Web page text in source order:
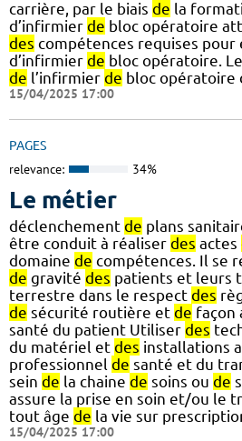
carrière, par le biais de la
d’infirmier de bloc opératoire
des compétences requises
d’infirmier de bloc opératoire.
de l’infirmier de bloc opératoire
15/04/2025 17:00
PAGES
relevance: 34%
Le métier
déclenchement de plans
être conduit à réaliser des actes
domaine de compétences. Il se
de gravité des patients et leurs
terrestre dans le respect des
de sécurité routière et de façon
santé du patient Utiliser des
du matériel et des installations
professionnel de santé et du
sein de la chaine de soins ou de
assure la prise en soin et/ou le
tout âge de la vie sur
15/04/2025 17:00